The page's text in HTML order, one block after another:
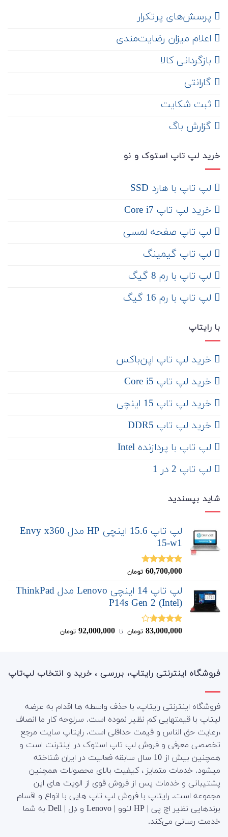
‌ پرسش‌های پرتکرار
اعلام میزان رضایت‌مندی
‌ بازگردانی کالا
گارانتی
ثبت شکایت
‌ گزارش باگ
خرید لپ تاپ استوک و نو
لپ تاپ با هارد SSD
خرید لپ تاپ Core i7
لپ تاپ صفحه لمسی
لپ تاپ گیمینگ
لپ تاپ با رم 8 گیگ
لپ تاپ با رم 16 گیگ
با رایتاپ
‌ خرید لپ تاپ اپن‌باکس
خرید لپ تاپ Core i5
‌‌ خرید لپ تاپ 15 اینچی
خرید لپ تاپ DDR5
لپ تاپ با پردازنده Intel
لپ تاپ 2 در 1
شاید بپسندید
لپ تاپ 15.6 اینچی HP مدل Envy x360
15-w1
نمره4.67
60,700,000 تومان
لپ تاپ 14 اینچی Lenovo مدل ThinkPad
P14s Gen 2 (Intel)
نمره
83,000,000 تومان ‌ تا ‌ 92,000,000 تومان
فروشگاه اینترنتی رایتاپ، بررسی ، خرید و انتخاب لپ‌تاپ
فروشگاه اینترنتی رایتاپ، با حذف واسطه ها اقدام به عرضه
لپتاپ با قیمتهایی کم نظیر نموده است. سرلوحه کار ما انصاف
،رعایت حق الناس و قیمت حداقلی است. رایتاپ سایت مرجع
تخصصی معرفی و فروش لپ تاپ استوک در اینترنت است و
همچنین بیش از 10 سال سابقه فعالیت در ایران شناخته
میشود. خدمات متمایز ، کیفیت بالای محصولات همچنین
پشتیبانی و خدمات پس از فروش قوی از الویت های این
مجموعه است. رایتاپ با فروش لپ تاپ هایی با انواع و اقسام
برندهایی نظیر اچ پی | HP لنوو | Lenovo و دِل | Dell به شما
خدمت رسانی می‌کند.